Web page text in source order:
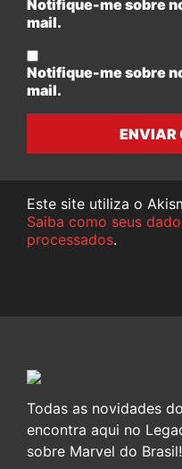
Notifique-me sobre
mail.
Notifique-me sobre
mail.
ENVIAR
Este site utiliza o
Saiba como seus
processados.
Todas as novidades
encontra aqui no
sobre Marvel do Brasil!